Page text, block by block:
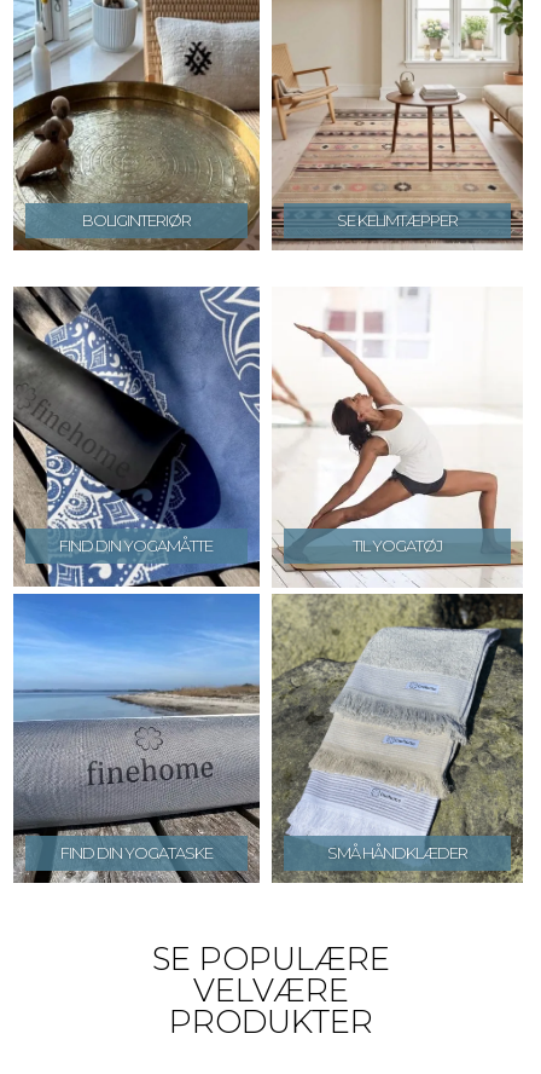
BOLIGINTERIØR SE KELIMTÆPPER
FIND DIN YOGAMÅTTE TIL YOGATØJ
FIND DIN YOGATASKE SMÅ HÅNDKLÆDER
SE POPULÆRE
VELVÆRE
PRODUKTER